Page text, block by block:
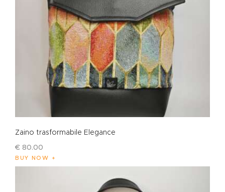
Zaino trasformabile Elegance
€ 80.00
BUY NOW